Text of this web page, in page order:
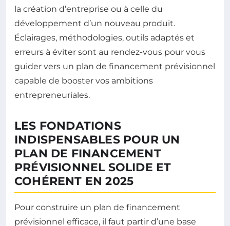
la création d’entreprise ou à celle du
développement d’un nouveau produit.
Éclairages, méthodologies, outils adaptés et
erreurs à éviter sont au rendez-vous pour vous
guider vers un plan de financement prévisionnel
capable de booster vos ambitions
entrepreneuriales.
LES FONDATIONS
INDISPENSABLES POUR UN
PLAN DE FINANCEMENT
PRÉVISIONNEL SOLIDE ET
COHÉRENT EN 2025
Pour construire un plan de financement
prévisionnel efficace, il faut partir d’une base